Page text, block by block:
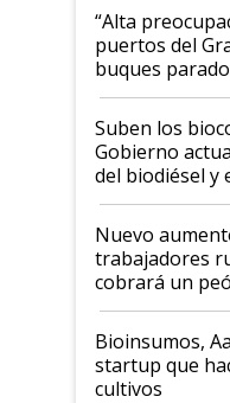
“Alta
puertos del
buques
exportadoras
la medida de
prácticos
Suben los
Gobierno
del biodiésel y
Nuevo
trabajadores
cobrará un
Bioinsumos,
startup que
cultivos